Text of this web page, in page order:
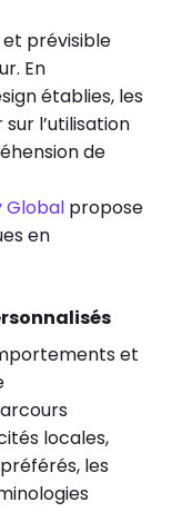
prévisible
En
établies, les
l’utilisation
de
Global propose
en
et
locales,
les